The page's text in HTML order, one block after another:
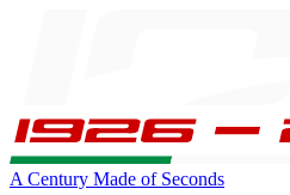
A Century Made of Seconds